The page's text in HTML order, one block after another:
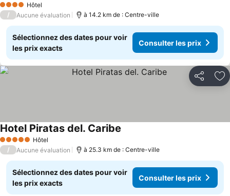
4 Étoiles Hôtel
/ Aucune évaluation à 14.2 km de : Centre-ville
Sélectionnez des dates pour voir
les prix exacts
Consulter les prix
Partager
5 Étoiles Hôtel
Hotel Piratas del. Caribe
/ Aucune évaluation à 25.3 km de : Centre-ville
Sélectionnez des dates pour voir
les prix exacts
Consulter les prix